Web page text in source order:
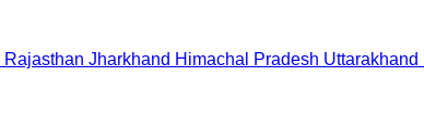
Rajasthan Jharkhand Himachal Pradesh Uttarakhand